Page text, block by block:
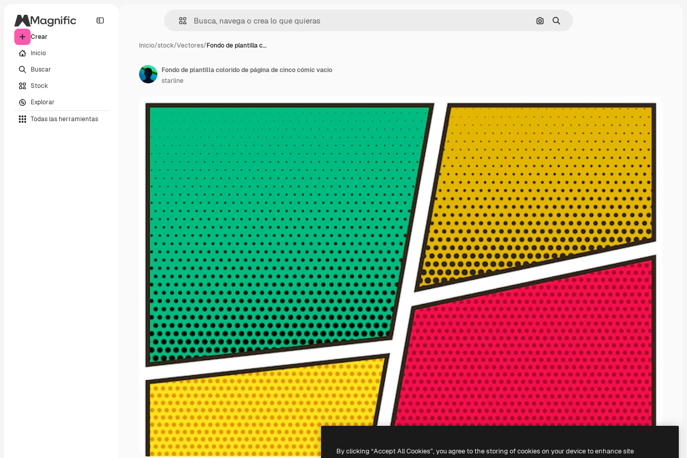
Crear
Inicio
Buscar
Stock
Explorar
Todas las herramientas
Buscar por imagen
Buscar
Inicio/stock/Vectores/Fondo de plantilla c…
Fondo de plantilla colorido de página de cinco cómic vacío
starline
By clicking “Accept All Cookies”, you agree to the storing of cookies on your device to enhance site